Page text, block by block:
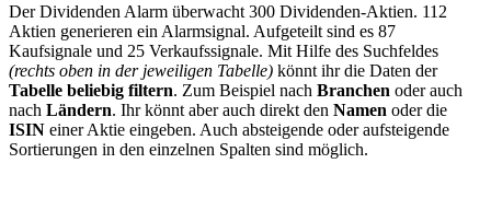
Der Dividenden Alarm überwacht 300 Dividenden-Aktien. 112
Aktien generieren ein Alarmsignal. Aufgeteilt sind es 87
Kaufsignale und 25 Verkaufssignale. Mit Hilfe des Suchfeldes
(rechts oben in der jeweiligen Tabelle) könnt ihr die Daten der
Tabelle beliebig filtern. Zum Beispiel nach Branchen oder auch
nach Ländern. Ihr könnt aber auch direkt den Namen oder die
ISIN einer Aktie eingeben. Auch absteigende oder aufsteigende
Sortierungen in den einzelnen Spalten sind möglich.